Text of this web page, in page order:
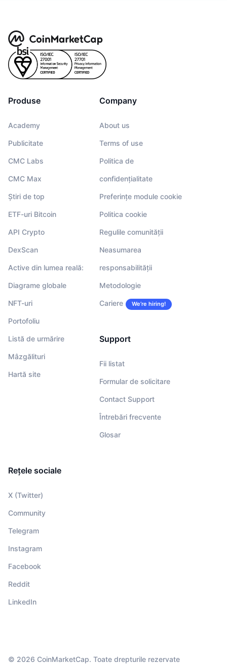
Produse
Academy
Publicitate
CMC Labs
CMC Max
Știri de top
ETF-uri Bitcoin
API Crypto
DexScan
Active din lumea reală:
Diagrame globale
NFT-uri
Portofoliu
Listă de urmărire
Mâzgălituri
Hartă site
Company
About us
Terms of use
Politica de
confidențialitate
Preferințe module cookie
Politica cookie
Regulile comunității
Neasumarea
responsabilității
Metodologie
Cariere We’re hiring!
Support
Fii listat
Formular de solicitare
Contact Support
Întrebări frecvente
Glosar
Rețele sociale
X (Twitter)
Community
Telegram
Instagram
Facebook
Reddit
LinkedIn
© 2026 CoinMarketCap. Toate drepturile rezervate